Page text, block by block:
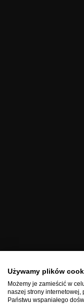
Używamy plików
Możemy je zamieścić w
naszej strony
Państwu wspaniałego